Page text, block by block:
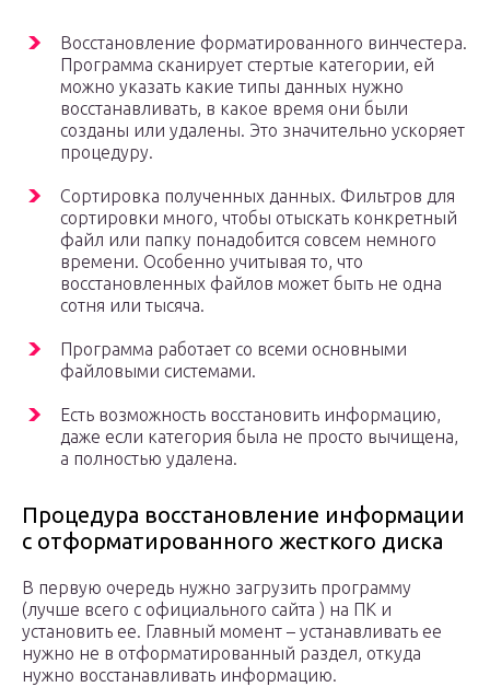
Восстановление форматированного винчестера.
Программа сканирует стертые категории, ей
можно указать какие типы данных нужно
восстанавливать, в какое время они были
созданы или удалены. Это значительно ускоряет
процедуру.
Сортировка полученных данных. Фильтров для
сортировки много, чтобы отыскать конкретный
файл или папку понадобится совсем немного
времени. Особенно учитывая то, что
восстановленных файлов может быть не одна
сотня или тысяча.
Программа работает со всеми основными
файловыми системами.
Есть возможность восстановить информацию,
даже если категория была не просто вычищена,
а полностью удалена.
Процедура восстановление информации
с отформатированного жесткого диска
В первую очередь нужно загрузить программу
(лучше всего с официального сайта ) на ПК и
установить ее. Главный момент – устанавливать ее
нужно не в отформатированный раздел, откуда
нужно восстанавливать информацию.